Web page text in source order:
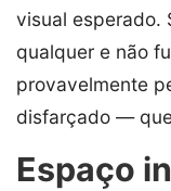
visual esperado.
qualquer e não
provavelmente
disfarçado —
Espaço